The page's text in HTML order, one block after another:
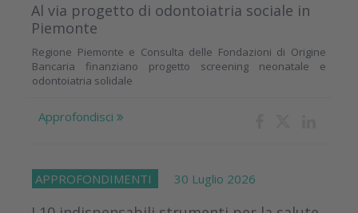
Al via progetto di odontoiatria sociale in
Piemonte
Regione Piemonte e Consulta delle Fondazioni di Origine
Bancaria finanziano progetto screening neonatale e
odontoiatria solidale
Approfondisci
APPROFONDIMENTI 30 Luglio 2026